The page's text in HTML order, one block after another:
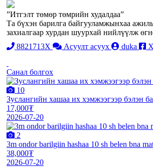
”Итгэлт төмөр төмрийн худалдаа”
Та бүхэн барилга байгууламжынхаа
захиалгаар хурдан шуурхай нийлүүлж
8821713X
Асуулт асуух duka
Санал болгох
10
Зуслангийн хашаа их хэмжээгээр бэлэн
17,000₮
2026-07-20
2
3m ondor barilgiin hashaa 10 sh belen bna
38,000₮
2026-07-20